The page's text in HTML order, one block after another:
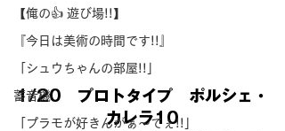
【俺の👍 遊び場!!】
『今日は美術の時間です!!』
「シュウちゃんの部屋!!」
蓄音機
「プラモが好きんがぁ～てぇ!!」
1/20　プロトタイプ　ポルシェ・
カレラ10